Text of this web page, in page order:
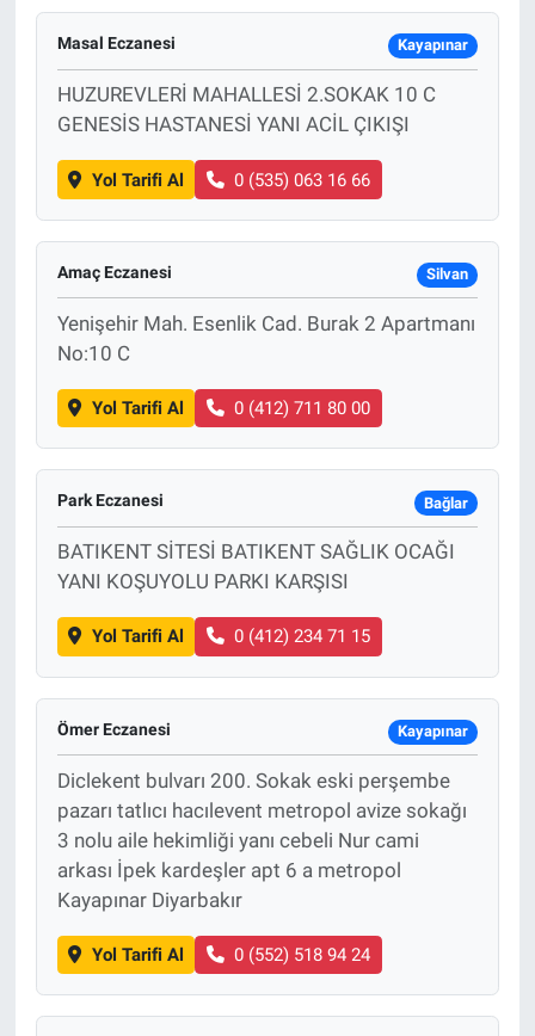
Masal Eczanesi Kayapınar
HUZUREVLERİ MAHALLESİ 2.SOKAK 10 C
GENESİS HASTANESİ YANI ACİL ÇIKIŞI
Yol Tarifi Al 0 (535) 063 16 66
Amaç Eczanesi Silvan
Yenişehir Mah. Esenlik Cad. Burak 2 Apartmanı
No:10 C
Yol Tarifi Al 0 (412) 711 80 00
Park Eczanesi Bağlar
BATIKENT SİTESİ BATIKENT SAĞLIK OCAĞI
YANI KOŞUYOLU PARKI KARŞISI
Yol Tarifi Al 0 (412) 234 71 15
Ömer Eczanesi Kayapınar
Diclekent bulvarı 200. Sokak eski perşembe
pazarı tatlıcı hacılevent metropol avize sokağı
3 nolu aile hekimliği yanı cebeli Nur cami
arkası İpek kardeşler apt 6 a metropol
Kayapınar Diyarbakır
Yol Tarifi Al 0 (552) 518 94 24